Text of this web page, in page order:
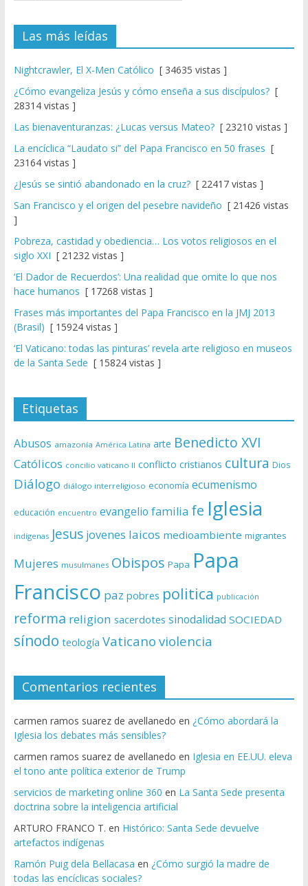
Las más leídas
Nightcrawler, El X-Men Católico [ 34635 vistas ]
¿Cómo evangeliza Jesús y cómo enseña a sus discípulos?[
28314 vistas ]
Las bienaventuranzas: ¿Lucas versus Mateo?[ 23210 vistas ]
La encíclica “Laudato si” del Papa Francisco en 50 frases [
23164 vistas ]
¿Jesús se sintió abandonado en la cruz?[ 22417 vistas ]
San Francisco y el origen del pesebre navideño [ 21426 vistas
]
Pobreza, castidad y obediencia… Los votos religiosos en el
siglo XXI [ 21232 vistas ]
‘El Dador de Recuerdos’: Una realidad que omite lo que nos
hace humanos [ 17268 vistas ]
Frases más importantes del Papa Francisco en la JMJ 2013
(Brasil) [ 15924 vistas ]
‘El Vaticano: todas las pinturas’ revela arte religioso en museos
de la Santa Sede [ 15824 vistas ]
Etiquetas
Abusos amazonía América Latina arte Benedicto XVI
Católicos concilio vaticano II conflicto cristianos cultura Dios
Diálogo diálogo interreligioso economía ecumenismo
educación encuentro evangelio familia fe Iglesia
indígenas Jesus jovenes laicos medioambiente migrantes
Mujeres musulmanes Obispos Papa Papa
Francisco paz pobres politica publicación
reforma religion sacerdotes sinodalidad SOCIEDAD
sínodo teología Vaticano violencia
Comentarios recientes
carmen ramos suarez de avellanedo en ¿Cómo abordará la
Iglesia los debates más sensibles?
carmen ramos suarez de avellanedo en Iglesia en EE.UU. eleva
el tono ante política exterior de Trump
servicios de marketing online 360 en La Santa Sede presenta
doctrina sobre la inteligencia artificial
ARTURO FRANCO T. en Histórico: Santa Sede devuelve
artefactos indígenas
Ramón Puig dela Bellacasa en ¿Cómo surgió la madre de
todas las encíclicas sociales?